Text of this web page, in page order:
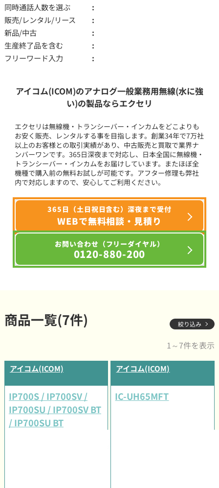
同時通話人数を選ぶ
販売/レンタル/リース
新品/中古
生産終了品を含む
フリーワード入力
アイコム(ICOM)のアナログ一般業務用無線(水に強
い)の製品ならエクセリ
エクセリは無線機・トランシーバー・インカムをどこよりも
お安く販売、レンタルする事を目指します。創業34年で7万社
以上のお客様との取引実績があり、中古販売と買取で業界ナ
ンバーワンです。365日深夜まで対応し、日本全国に無線機・
トランシーバー・インカムをお届けしています。またほぼ全
機種で購入前の無料お試しが可能です。アフター修理も弊社
内で対応しますので、安心してご利用ください。
365日（土日祝日含む）深夜まで受付
WEBで無料相談・見積り
お問い合わせ（フリーダイヤル）
0120-880-200
商品一覧(7件) 絞り込み
1～7件を表示
アイコム(ICOM)
IP700S / IP700SV /
IP700SU / IP700SV BT
/ IP700SU BT
アイコム(ICOM)
IC-UH65MFT